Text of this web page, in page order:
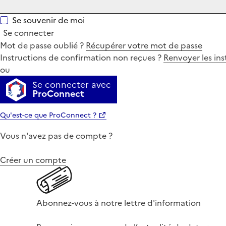
Se souvenir de moi
Se connecter
Mot de passe oublié ? Récupérer votre mot de passe
Instructions de confirmation non reçues ? Renvoyer les
ou
Se connecter avec
ProConnect
Qu'est-ce que ProConnect ?
Vous n'avez pas de compte ?
Créer un compte
Abonnez-vous à notre lettre d'information